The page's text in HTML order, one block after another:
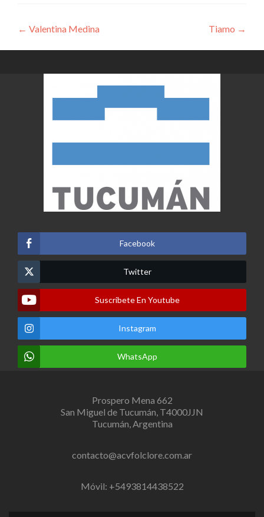
Navegación
de
entradas
← Valentina Medina Tiamo →
Facebook
Twitter
Suscribete En Youtube
Instagram
WhatsApp
Prospero Mena 662
San Miguel de Tucumán, T4000JJN
Tucumán, Argentina
contacto@acvfolclore.com.ar
Móvil: +5493814438522